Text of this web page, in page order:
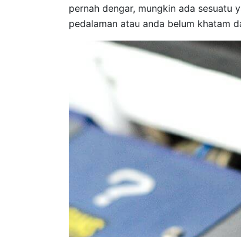
pernah dengar, mungkin ada sesuatu
pedalaman atau anda belum khatam